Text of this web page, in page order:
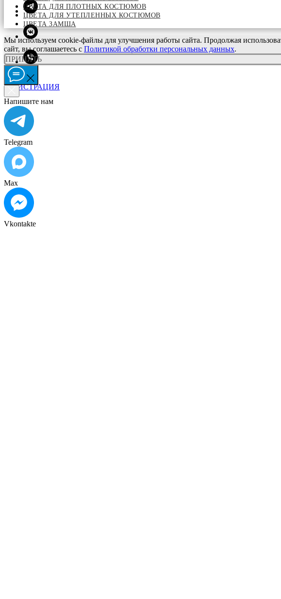
ВХОД
РЕГИСТРАЦИЯ
ЦВЕТА ДЛЯ ПЛОТНЫХ КОСТЮМОВ
ЦВЕТА ДЛЯ УТЕПЛЕННЫХ КОСТЮМОВ
ЦВЕТА ЗАМША
Мы используем cookie-файлы для улучшения работы сайта. Продолжая
сайт, вы соглашаетесь с Политикой обработки персональных данных.
ПРИНЯТЬ
Напишите нам
Telegram
Max
Vkontakte